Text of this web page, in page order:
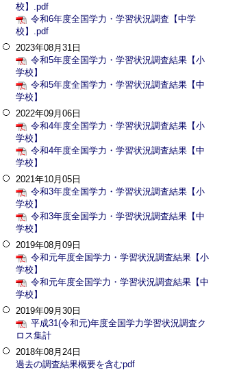
校】.pdf
令和6年度全国学力・学習状況調査【中学
校】.pdf
2023年08月31日
令和5年度全国学力・学習状況調査結果【小
学校】
令和5年度全国学力・学習状況調査結果【中
学校】
2022年09月06日
令和4年度全国学力・学習状況調査結果【小
学校】
令和4年度全国学力・学習状況調査結果【中
学校】
2021年10月05日
令和3年度全国学力・学習状況調査結果【小
学校】
令和3年度全国学力・学習状況調査結果【中
学校】
2019年08月09日
令和元年度全国学力・学習状況調査結果【小
学校】
令和元年度全国学力・学習状況調査結果【中
学校】
2019年09月30日
平成31(令和元)年度全国学力学習状況調査ク
ロス集計
2018年08月24日
過去の調査結果概要を含むpdf